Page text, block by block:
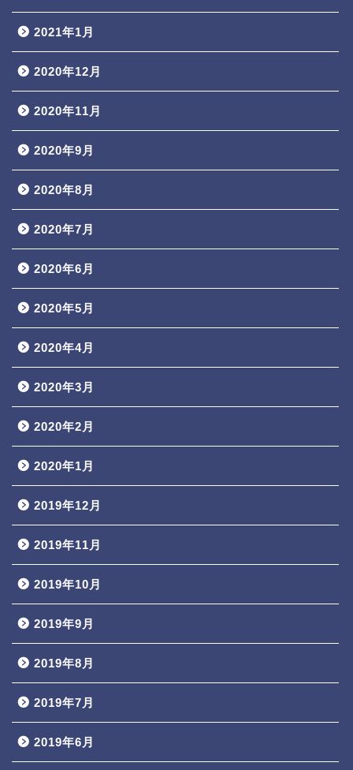
2021年1月
2020年12月
2020年11月
2020年9月
2020年8月
2020年7月
2020年6月
2020年5月
2020年4月
2020年3月
2020年2月
2020年1月
2019年12月
2019年11月
2019年10月
2019年9月
2019年8月
2019年7月
2019年6月